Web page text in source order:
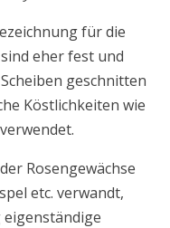
für die
eher fest und
geschnitten
Köstlichkeiten wie
Rosengewächse
etc. verwandt,
eigenständige